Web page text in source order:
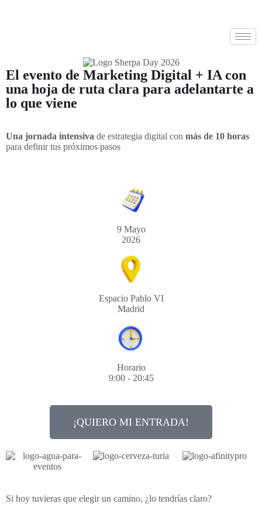
El evento de Marketing Digital + IA con
una hoja de ruta clara para adelantarte a
lo que viene
Una jornada intensiva de estrategia digital con más de 10 horas
para definir tus próximos pasos
9 Mayo
2026
Espacio Pablo VI
Madrid
Horario
9:00 - 20:45
¡QUIERO MI ENTRADA!
Si hoy tuvieras que elegir un camino, ¿lo tendrías claro?